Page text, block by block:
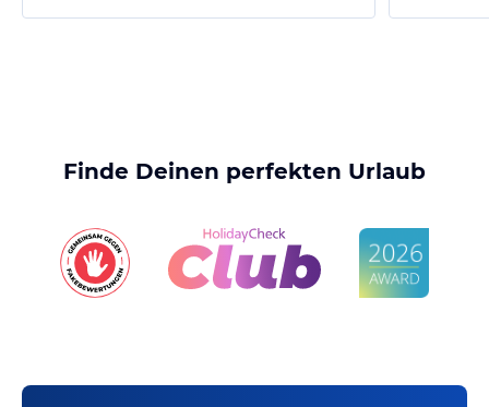
Finde Deinen perfekten Urlaub